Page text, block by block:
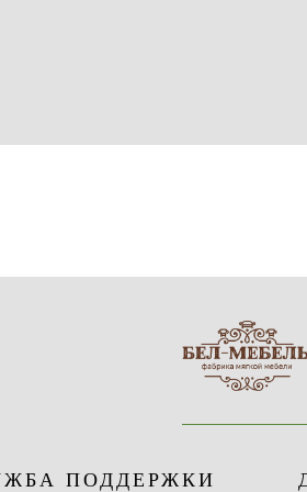
ПОДДЕРЖКИ